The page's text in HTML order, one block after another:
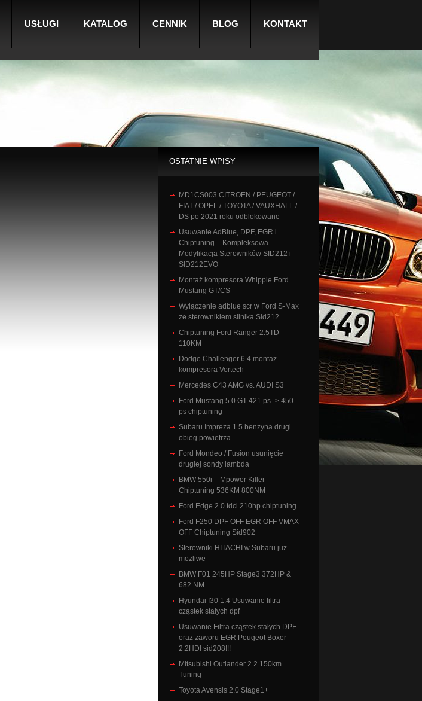
USŁUGI KATALOG CENNIK BLOG KONTAKT
OSTATNIE WPISY
MD1CS003 CITROEN / PEUGEOT /
FIAT / OPEL / TOYOTA / VAUXHALL /
DS po 2021 roku odblokowane
Usuwanie AdBlue, DPF, EGR i
Chiptuning – Kompleksowa
Modyfikacja Sterowników SID212 i
SID212EVO
Montaż kompresora Whipple Ford
Mustang GT/CS
Wyłączenie adblue scr w Ford S-Max
ze sterownikiem silnika Sid212
Chiptuning Ford Ranger 2.5TD
110KM
Dodge Challenger 6.4 montaż
kompresora Vortech
Mercedes C43 AMG vs. AUDI S3
Ford Mustang 5.0 GT 421 ps -> 450
ps chiptuning
Subaru Impreza 1.5 benzyna drugi
obieg powietrza
Ford Mondeo / Fusion usunięcie
drugiej sondy lambda
BMW 550i – Mpower Killer –
Chiptuning 536KM 800NM
Ford Edge 2.0 tdci 210hp chiptuning
Ford F250 DPF OFF EGR OFF VMAX
OFF Chiptuning Sid902
Sterowniki HITACHI w Subaru już
możliwe
BMW F01 245HP Stage3 372HP &
682 NM
Hyundai I30 1.4 Usuwanie filtra
cząstek stałych dpf
Usuwanie Filtra cząstek stałych DPF
oraz zaworu EGR Peugeot Boxer
2.2HDI sid208!!!
Mitsubishi Outlander 2.2 150km
Tuning
Toyota Avensis 2.0 Stage1+